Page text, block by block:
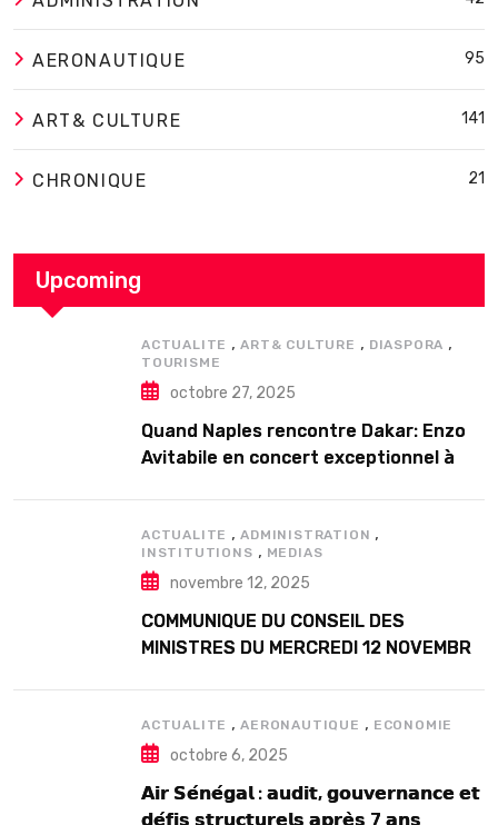
AERONAUTIQUE 95
ART& CULTURE 141
CHRONIQUE 21
Upcoming
ACTUALITE ,ART& CULTURE , DIASPORA ,
TOURISME
octobre 27, 2025
Quand Naples rencontre Dakar: Enzo
Avitabile en concert exceptionnel à
ACTUALITE ,ADMINISTRATION ,
INSTITUTIONS , MEDIAS
novembre 12, 2025
COMMUNIQUE DU CONSEIL DES
MINISTRES DU MERCREDI 12 NOVEMBRE
ACTUALITE ,AERONAUTIQUE , ECONOMIE
octobre 6, 2025
𝗔𝗶𝗿 𝗦𝗲́𝗻𝗲́𝗴𝗮𝗹 : 𝗮𝘂𝗱𝗶𝘁, 𝗴𝗼𝘂𝘃𝗲𝗿𝗻𝗮𝗻𝗰𝗲 𝗲𝘁
𝗱𝗲́𝗳𝗶𝘀 𝘀𝘁𝗿𝘂𝗰𝘁𝘂𝗿𝗲𝗹𝘀 𝗮𝗽𝗿𝗲̀𝘀 7 𝗮𝗻𝘀